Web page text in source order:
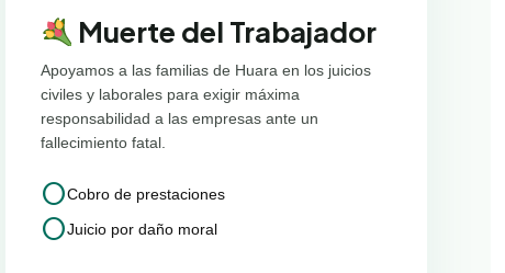
Muerte del Trabajador
Apoyamos a las familias de Huara en los juicios
civiles y laborales para exigir máxima
responsabilidad a las empresas ante un
fallecimiento fatal.
circleCobro de prestaciones
circleJuicio por daño moral